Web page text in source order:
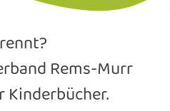
Rems-Murr
Kinderbücher.